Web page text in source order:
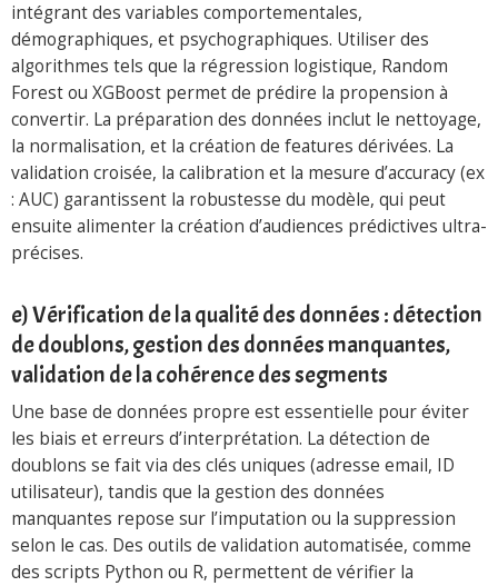
intégrant des variables comportementales,
démographiques, et psychographiques. Utiliser des
algorithmes tels que la régression logistique, Random
Forest ou XGBoost permet de prédire la propension à
convertir. La préparation des données inclut le nettoyage,
la normalisation, et la création de features dérivées. La
validation croisée, la calibration et la mesure d’accuracy (ex
: AUC) garantissent la robustesse du modèle, qui peut
ensuite alimenter la création d’audiences prédictives ultra-
précises.
e) Vérification de la qualité des données : détection
de doublons, gestion des données manquantes,
validation de la cohérence des segments
Une base de données propre est essentielle pour éviter
les biais et erreurs d’interprétation. La détection de
doublons se fait via des clés uniques (adresse email, ID
utilisateur), tandis que la gestion des données
manquantes repose sur l’imputation ou la suppression
selon le cas. Des outils de validation automatisée, comme
des scripts Python ou R, permettent de vérifier la